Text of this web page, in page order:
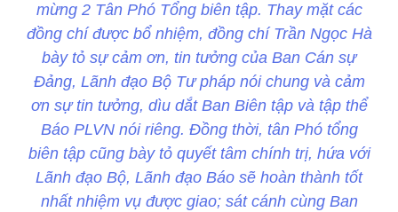
mừng 2 Tân Phó Tổng biên tập. Thay mặt các
đồng chí được bổ nhiệm, đồng chí Trần Ngọc Hà
bày tỏ sự cảm ơn, tin tưởng của Ban Cán sự
Đảng, Lãnh đạo Bộ Tư pháp nói chung và cảm
ơn sự tin tưởng, dìu dắt Ban Biên tập và tập thể
Báo PLVN nói riêng. Đồng thời, tân Phó tổng
biên tập cũng bày tỏ quyết tâm chính trị, hứa với
Lãnh đạo Bộ, Lãnh đạo Báo sẽ hoàn thành tốt
nhất nhiệm vụ được giao; sát cánh cùng Ban